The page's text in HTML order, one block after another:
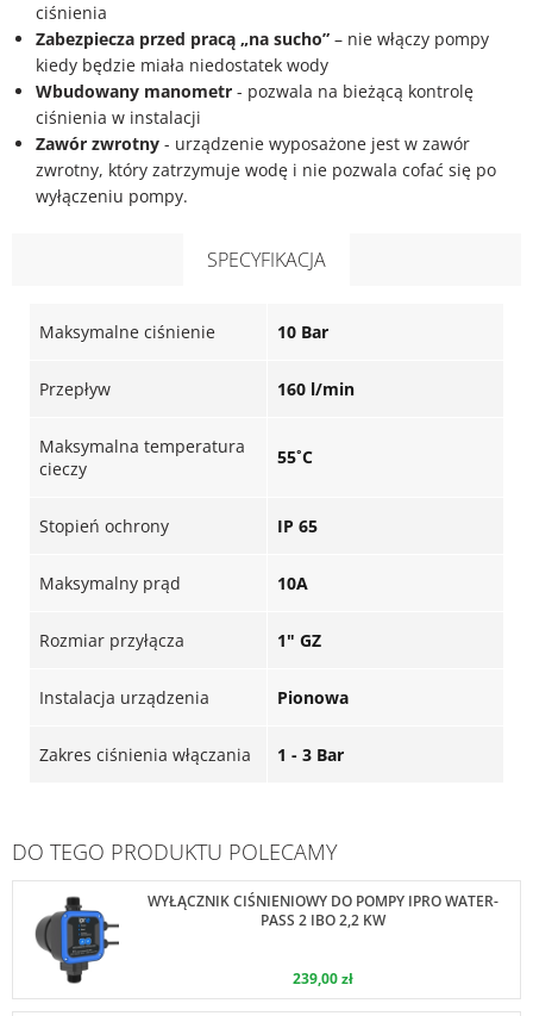
ciśnienia
Zabezpiecza przed pracą „na sucho” – nie włączy pompy
kiedy będzie miała niedostatek wody
Wbudowany manometr - pozwala na bieżącą kontrolę
ciśnienia w instalacji
Zawór zwrotny - urządzenie wyposażone jest w zawór
zwrotny, który zatrzymuje wodę i nie pozwala cofać się po
wyłączeniu pompy.
SPECYFIKACJA
Maksymalne ciśnienie 10 Bar
Przepływ 160 l/min
Maksymalna temperatura
cieczy
55˚C
Stopień ochrony IP 65
Maksymalny prąd 10A
Rozmiar przyłącza 1" GZ
Instalacja urządzenia Pionowa
Zakres ciśnienia włączania 1 - 3 Bar
DO TEGO PRODUKTU POLECAMY
WYŁĄCZNIK CIŚNIENIOWY DO POMPY IPRO WATER-
PASS 2 IBO 2,2 KW
239,00 zł